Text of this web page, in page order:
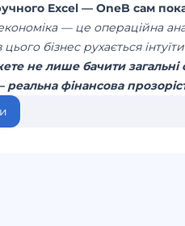
Excel — OneB сам
— це операційна
бізнес рухається
не лише бачити
фінансова